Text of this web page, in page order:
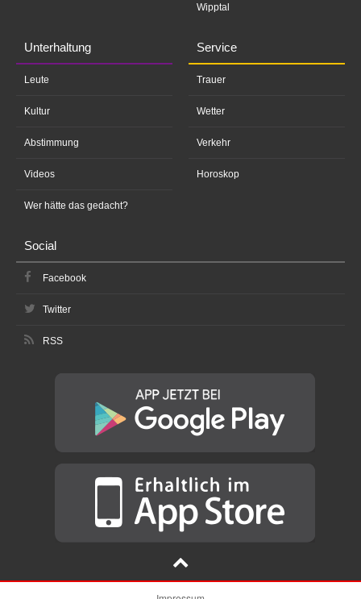
Wipptal
Unterhaltung
Leute
Kultur
Abstimmung
Videos
Wer hätte das gedacht?
Service
Trauer
Wetter
Verkehr
Horoskop
Social
Facebook
Twitter
RSS